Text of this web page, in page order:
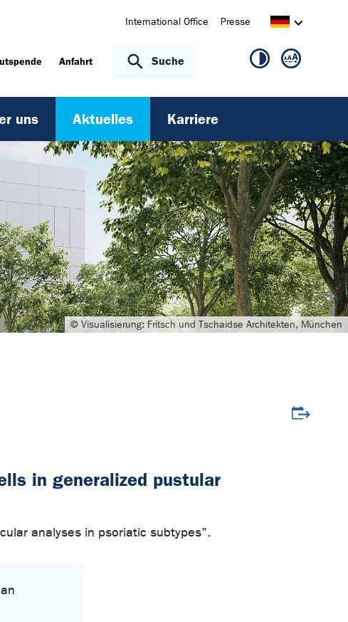
International Office Presse
Anfahrt Suche
uns Aktuelles Karriere
© Visualisierung: Fritsch und Tschaidse Architekten, München
in generalized pustular
analyses in psoriatic subtypes".